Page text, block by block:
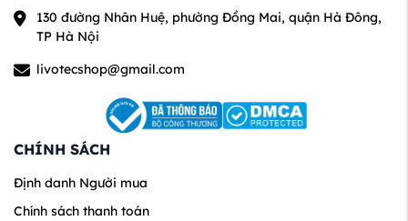
130 đường Nhân Huệ, phường Đồng Mai, quận Hà Đông,
TP Hà Nội
livotecshop@gmail.com
CHÍNH SÁCH
Định danh Người mua
Chính sách thanh toán